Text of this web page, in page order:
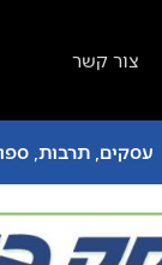
צור קשר
עסקים, תרבות,